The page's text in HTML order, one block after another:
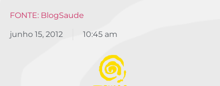
FONTE: BlogSaude
junho 15, 2012 10:45 am